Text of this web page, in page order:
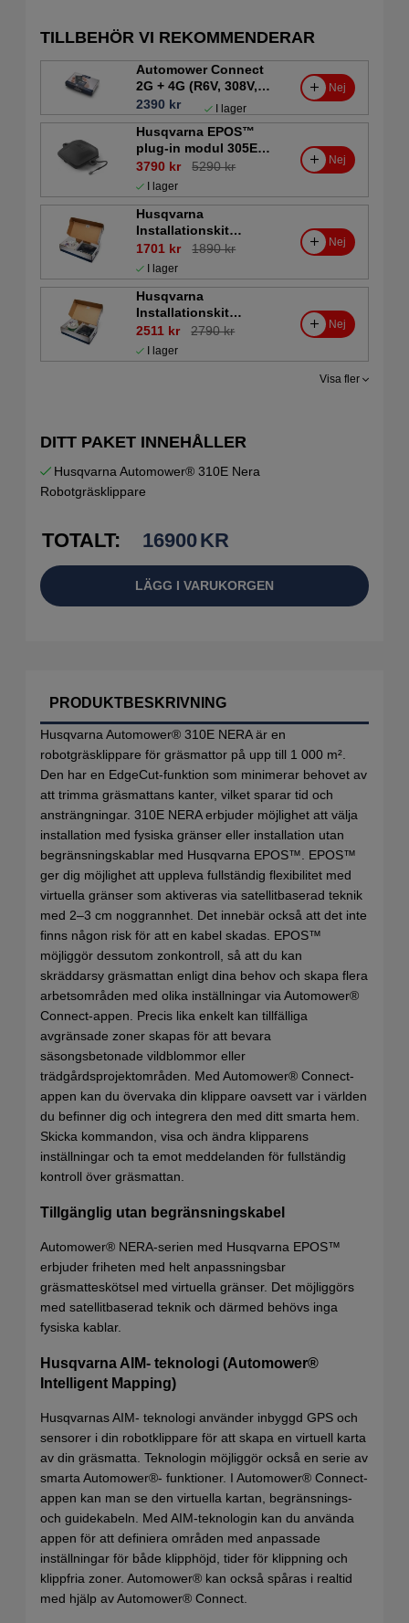
TILLBEHÖR VI REKOMMENDERAR
Automower Connect
2G + 4G (R6V, 308V,
312V, 305E Nera, 310E
Nera, 320 Nera)
2390 kr I lager
Nej
Husqvarna EPOS™
plug-in modul 305E
Nera, 405XE Nera,
310E Nera, 410XE
Nera
3790 kr 5290 kr
I lager
Nej
Husqvarna
Installationskit
Automower Medium
1701 kr 1890 kr
I lager
Nej
Husqvarna
Installationskit
Automower Large
2511 kr 2790 kr
I lager
Nej
Visa fler
DITT PAKET INNEHÅLLER
Husqvarna Automower® 310E Nera
Robotgräsklippare
TOTALT: 16900KR
LÄGG I VARUKORGEN
PRODUKTBESKRIVNING
Husqvarna Automower® 310E NERA är en
robotgräsklippare för gräsmattor på upp till 1 000 m².
Den har en EdgeCut-funktion som minimerar behovet av
att trimma gräsmattans kanter, vilket sparar tid och
ansträngningar. 310E NERA erbjuder möjlighet att välja
installation med fysiska gränser eller installation utan
begränsningskablar med Husqvarna EPOS™. EPOS™
ger dig möjlighet att uppleva fullständig flexibilitet med
virtuella gränser som aktiveras via satellitbaserad teknik
med 2–3 cm noggrannhet. Det innebär också att det inte
finns någon risk för att en kabel skadas. EPOS™
möjliggör dessutom zonkontroll, så att du kan
skräddarsy gräsmattan enligt dina behov och skapa flera
arbetsområden med olika inställningar via Automower®
Connect-appen. Precis lika enkelt kan tillfälliga
avgränsade zoner skapas för att bevara
säsongsbetonade vildblommor eller
trädgårdsprojektområden. Med Automower® Connect-
appen kan du övervaka din klippare oavsett var i världen
du befinner dig och integrera den med ditt smarta hem.
Skicka kommandon, visa och ändra klipparens
inställningar och ta emot meddelanden för fullständig
kontroll över gräsmattan.
Tillgänglig utan begränsningskabel
Automower® NERA-serien med Husqvarna EPOS™
erbjuder friheten med helt anpassningsbar
gräsmatteskötsel med virtuella gränser. Det möjliggörs
med satellitbaserad teknik och därmed behövs inga
fysiska kablar.
Husqvarna AIM- teknologi (Automower®
Intelligent Mapping)
Husqvarnas AIM- teknologi använder inbyggd GPS och
sensorer i din robotklippare för att skapa en virtuell karta
av din gräsmatta. Teknologin möjliggör också en serie av
smarta Automower®- funktioner. I Automower® Connect-
appen kan man se den virtuella kartan, begränsnings-
och guidekabeln. Med AIM-teknologin kan du använda
appen för att definiera områden med anpassade
inställningar för både klipphöjd, tider för klippning och
klippfria zoner. Automower® kan också spåras i realtid
med hjälp av Automower® Connect.